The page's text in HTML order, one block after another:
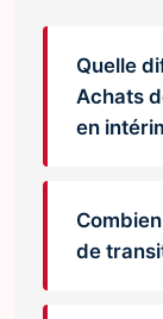
Quelle
Achats
en
de